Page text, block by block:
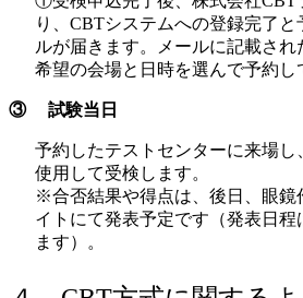
り、CBTシステムへの登録完了
ルが届きます。メールに記載され
希望の会場と日時を選んで予約し
③ 試験当日
予約したテストセンターに来場し
使用して受検します。
※合否結果や得点は、後日、眼鏡
イトにて発表予定です（発表日程
ます）。